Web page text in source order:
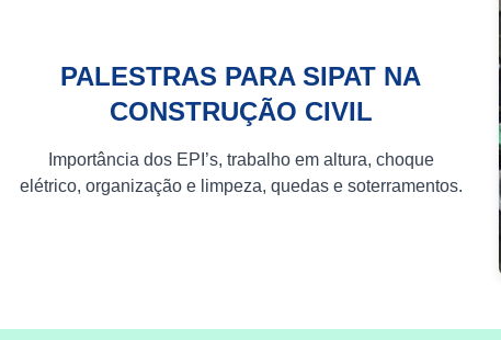
PALESTRAS PARA SIPAT NA
CONSTRUÇÃO CIVIL
Importância dos EPI’s, trabalho em altura, choque
elétrico, organização e limpeza, quedas e soterramentos.